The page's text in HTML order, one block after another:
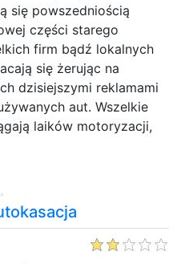
się powszedniością
części starego
firm bądź lokalnych
się żerując na
dzisiejszymi reklamami
aut. Wszelkie
laików motoryzacji,